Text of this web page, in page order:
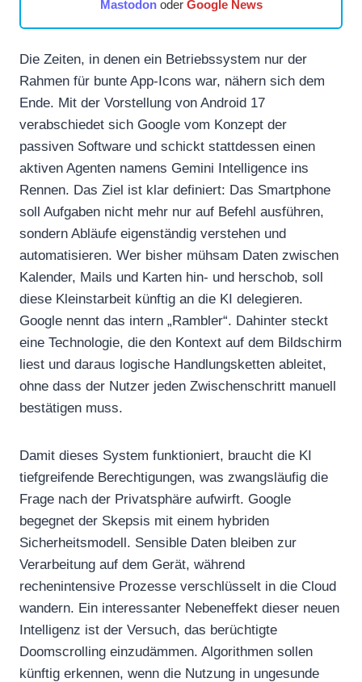
Mastodonoder Google News
Die Zeiten, in denen ein Betriebssystem nur der
Rahmen für bunte App-Icons war, nähern sich dem
Ende. Mit der Vorstellung von Android 17
verabschiedet sich Google vom Konzept der
passiven Software und schickt stattdessen einen
aktiven Agenten namens Gemini Intelligence ins
Rennen. Das Ziel ist klar definiert: Das Smartphone
soll Aufgaben nicht mehr nur auf Befehl ausführen,
sondern Abläufe eigenständig verstehen und
automatisieren. Wer bisher mühsam Daten zwischen
Kalender, Mails und Karten hin- und herschob, soll
diese Kleinstarbeit künftig an die KI delegieren.
Google nennt das intern „Rambler“. Dahinter steckt
eine Technologie, die den Kontext auf dem Bildschirm
liest und daraus logische Handlungsketten ableitet,
ohne dass der Nutzer jeden Zwischenschritt manuell
bestätigen muss.
Damit dieses System funktioniert, braucht die KI
tiefgreifende Berechtigungen, was zwangsläufig die
Frage nach der Privatsphäre aufwirft. Google
begegnet der Skepsis mit einem hybriden
Sicherheitsmodell. Sensible Daten bleiben zur
Verarbeitung auf dem Gerät, während
rechenintensive Prozesse verschlüsselt in die Cloud
wandern. Ein interessanter Nebeneffekt dieser neuen
Intelligenz ist der Versuch, das berüchtigte
Doomscrolling einzudämmen. Algorithmen sollen
künftig erkennen, wenn die Nutzung in ungesunde